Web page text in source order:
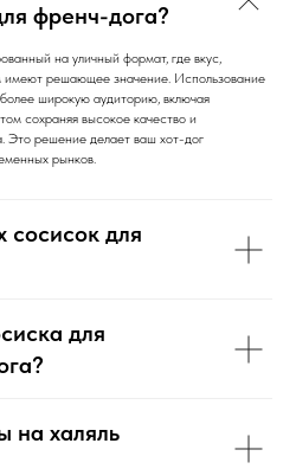
френч-дога?
на уличный формат, где вкус,
имеют решающее значение. Использование
широкую аудиторию, включая
сохраняя высокое качество и
Это решение делает ваш хот-дог
рынков.
для
для
на халяль